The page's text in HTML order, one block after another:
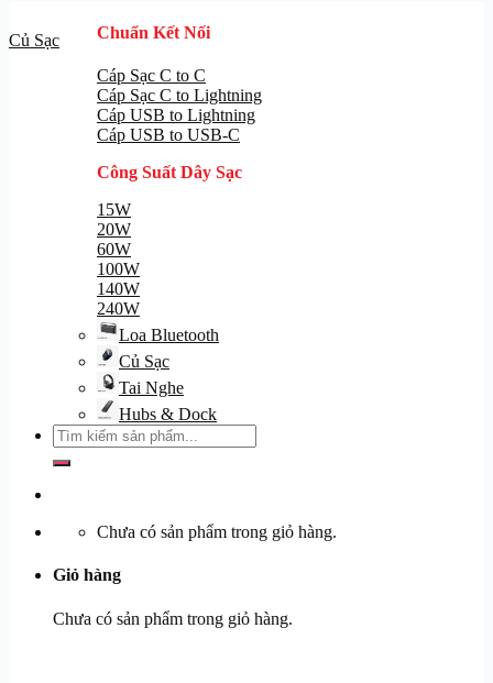
Chuẩn Kết Nối
Cáp Sạc C to C
Cáp Sạc C to Lightning
Cáp USB to Lightning
Cáp USB to USB-C
Công Suất Dây Sạc
15W
20W
60W
100W
140W
240W
Loa Bluetooth
Củ Sạc
Tai Nghe
Hubs & Dock
Tìm
kiếm:
Chưa có sản phẩm trong giỏ hàng.
Giỏ hàng
Chưa có sản phẩm trong giỏ hàng.
Củ Sạc